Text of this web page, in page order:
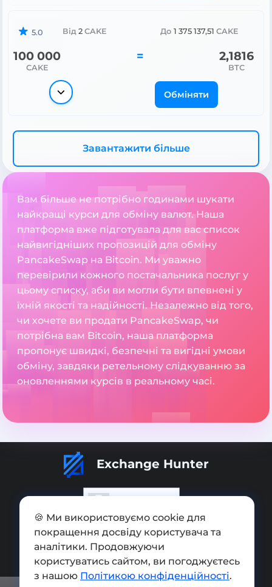
5.0 Від 2 CAKE До 1 376 209,92 CAKE
100 000
CAKE
= 2,1799
BTC
Обміняти
Завантажити більше
Вам більше не потрібно годинами шукати
найкращі курси для обміну валют. Наша
платформа вже підготувала для вас список
найвигідніших пропозицій для обміну
PancakeSwap на Bitcoin. Ми уважно
перевірили кожного постачальника послуг у
цьому списку, аби ви могли бути впевнені у
їхній якості та надійності. Незалежно від того,
чи хочете ви продати PancakeSwap, чи
потрібна вам Bitcoin, наша платформа
пропонує швидкі, безпечні та вигідні умови
обміну, завдяки ретельному слідкуванню за
оновленнями курсів в реальному часі.
Exchange Hunter
Додати обмінник
Мапа сайту
Press kit
🍪 Ми використовуємо cookie для
покращення досвіду користувача та
аналітики. Продовжуючи користуватись
сайтом, ви погоджуєтесь з нашою